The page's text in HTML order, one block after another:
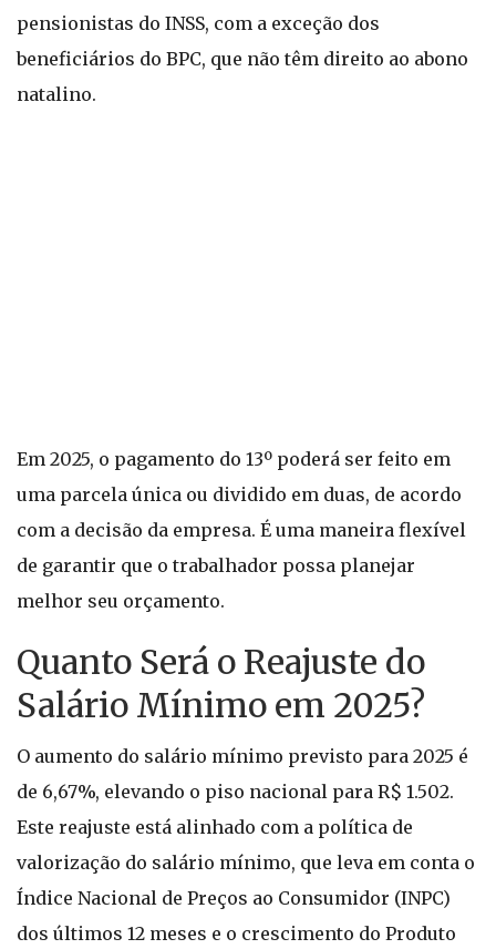
pensionistas do INSS, com a exceção dos
beneficiários do BPC, que não têm direito ao abono
natalino.
Em 2025, o pagamento do 13º poderá ser feito em
uma parcela única ou dividido em duas, de acordo
com a decisão da empresa. É uma maneira flexível
de garantir que o trabalhador possa planejar
melhor seu orçamento.
Quanto Será o Reajuste do
Salário Mínimo em 2025?
O aumento do salário mínimo previsto para 2025 é
de 6,67%, elevando o piso nacional para R$ 1.502.
Este reajuste está alinhado com a política de
valorização do salário mínimo, que leva em conta o
Índice Nacional de Preços ao Consumidor (INPC)
dos últimos 12 meses e o crescimento do Produto